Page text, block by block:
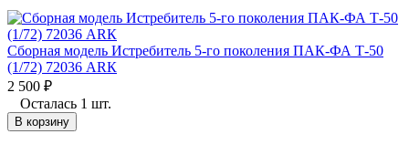
Сборная модель Истребитель 5-го поколения ПАК-ФА Т-50
(1/72) 72036 АRК
2 500 ₽
Осталась 1 шт.
В корзину